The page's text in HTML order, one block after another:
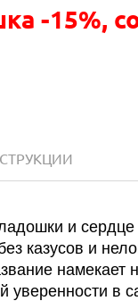
-15%,
и
казусов и
намекает
уверенности в